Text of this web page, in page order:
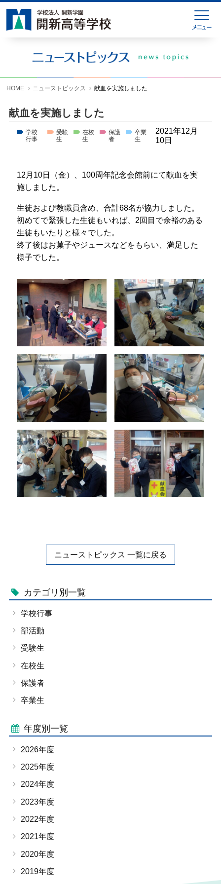
HOME ニューストピックス 献血を実施しました
献血を実施しました
学校
行事
受験
生
在校
生
保護
者
卒業
生
2021年12月
10日
12月10日（金）、100周年記念会館前にて献血を実
施しました。
生徒および教職員含め、合計68名が協力しました。
初めてで緊張した生徒もいれば、2回目で余裕のある
生徒もいたりと様々でした。
終了後はお菓子やジュースなどをもらい、満足した
様子でした。
ニューストピックス 一覧に戻る
カテゴリ別一覧
学校行事
部活動
受験生
在校生
保護者
卒業生
年度別一覧
2026年度
2025年度
2024年度
2023年度
2022年度
2021年度
2020年度
2019年度
HOME
緊急連絡
ニューストピックス
学校生活
入試情報
お問い合わせ
各種様式ダウンロード
プライバシーポリシー
サイトマップ
受験生の方へ
在校生の方へ
保護者の方へ
卒業生の方へ